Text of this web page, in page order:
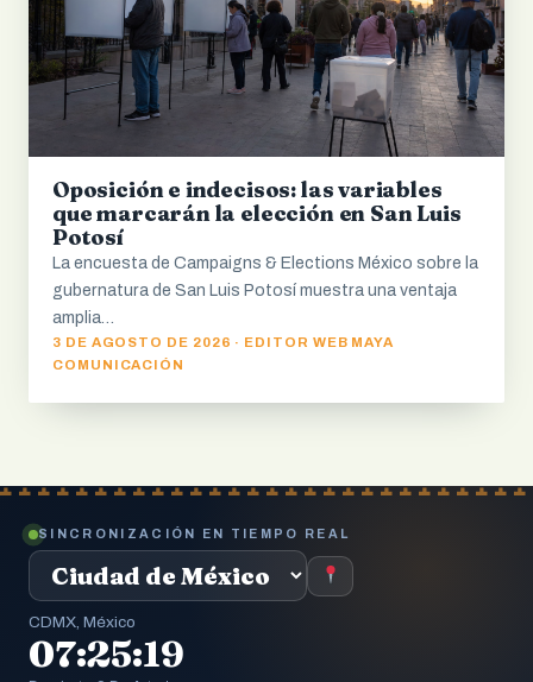
Oposición e indecisos: las variables
que marcarán la elección en San Luis
Potosí
La encuesta de Campaigns & Elections México sobre la
gubernatura de San Luis Potosí muestra una ventaja
amplia…
3 DE AGOSTO DE 2026 · EDITOR WEB MAYA
COMUNICACIÓN
SINCRONIZACIÓN EN TIEMPO REAL
CDMX, México
07:25:20